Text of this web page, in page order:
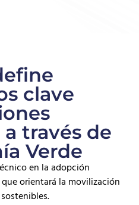
clave
través de
Verde
en la adopción
orientará la movilización